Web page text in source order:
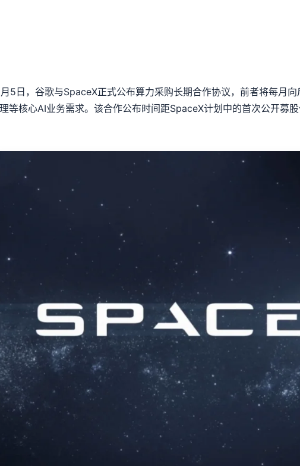
5日，谷歌与SpaceX正式公布算力采购长期合作协议，前者将每月
等核心AI业务需求。该合作公布时间距SpaceX计划中的首次公开募